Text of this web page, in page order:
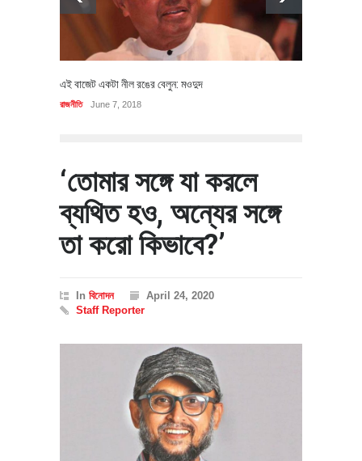
এই বাজেট একটা নীল রঙের বেলুন: মওদুদ
রাজনীতি June 7, 2018
‘তোমার সঙ্গে যা করলে
ব্যথিত হও, অন্যের সঙ্গে
তা করো কিভাবে?’
In বিনোদন
April 24, 2020
Staff Reporter